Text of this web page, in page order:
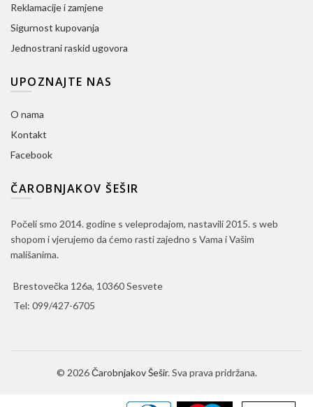
Reklamacije i zamjene
Sigurnost kupovanja
Jednostrani raskid ugovora
UPOZNAJTE NAS
O nama
Kontakt
Facebook
ČAROBNJAKOV ŠEŠIR
Počeli smo 2014. godine s veleprodajom, nastavili 2015. s web
shopom i vjerujemo da ćemo rasti zajedno s Vama i Vašim
mališanima.
Brestovečka 126a, 10360 Sesvete
Tel: 099/427-6705
© 2026Čarobnjakov Šešir. Sva prava pridržana.